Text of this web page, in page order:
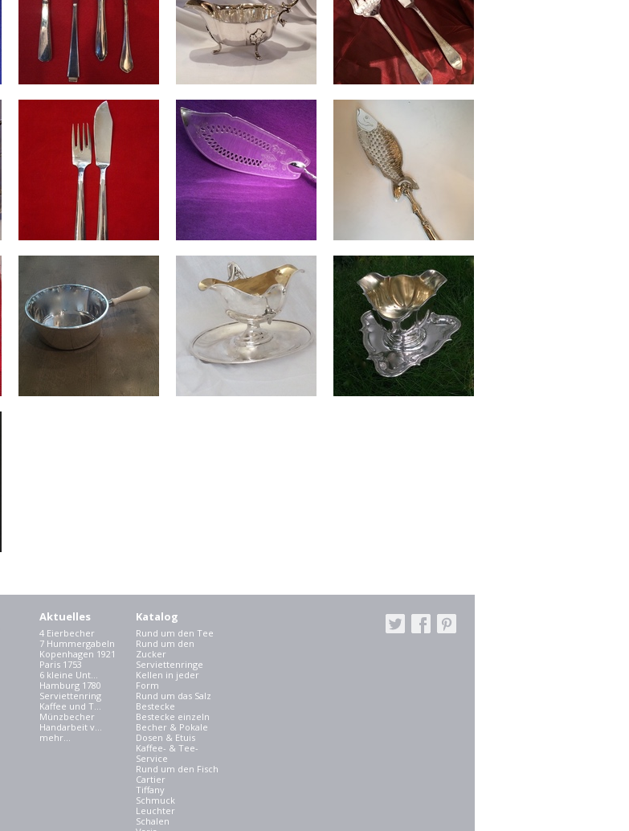
Aktuelles
4 Eierbecher
7 Hummergabeln
Kopenhagen 1921
Paris 1753
6 kleine Unt...
Hamburg 1780
Serviettenring
Kaffee und T...
Münzbecher
Handarbeit v...
mehr...
Katalog
Rund um den Tee
Rund um den
Zucker
Serviettenringe
Kellen in jeder
Form
Rund um das Salz
Bestecke
Bestecke einzeln
Becher & Pokale
Dosen & Etuis
Kaffee- & Tee-
Service
Rund um den Fisch
Cartier
Tiffany
Schmuck
Leuchter
Schalen